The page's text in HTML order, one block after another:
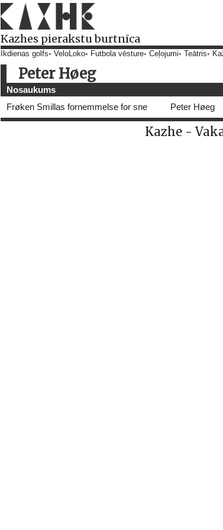
Kazhes pierakstu burtnīca
Ikdienas golfs VeloLoko Futbola vēsture Ceļojumi Teātris
Peter Høeg
Nosaukums
Frøken Smillas fornemmelse for sne
Peter Høeg
Kazhe -